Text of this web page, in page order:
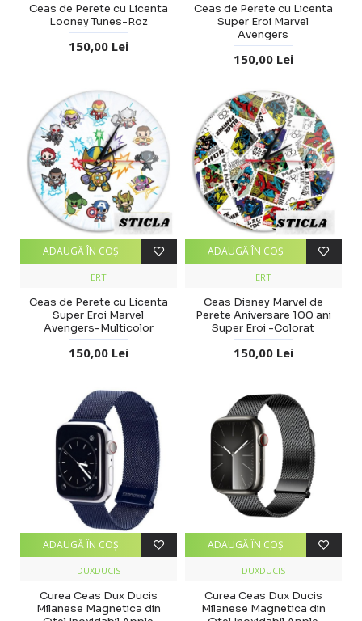
Ceas de Perete cu Licenta
Looney Tunes-Roz
150,00 Lei
Ceas de Perete cu Licenta
Super Eroi Marvel
Avengers
150,00 Lei
ERT
Ceas de Perete cu Licenta
Super Eroi Marvel
Avengers-Multicolor
150,00 Lei
ADAUGĂ ÎN COŞ
ERT
Ceas Disney Marvel de
Perete Aniversare 100 ani
Super Eroi -Colorat
150,00 Lei
ADAUGĂ ÎN COŞ
DUXDUCIS
Curea Ceas Dux Ducis
Milanese Magnetica din
ADAUGĂ ÎN COŞ
DUXDUCIS
Curea Ceas Dux Ducis
Milanese Magnetica din
ADAUGĂ ÎN COŞ